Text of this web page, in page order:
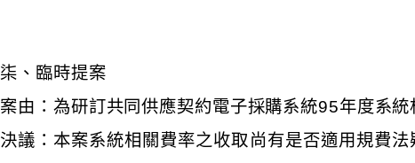
柒、臨時提案
案由：為研訂共同供應契約電子採購系統95年度系
決議：本案系統相關費率之收取尚有是否適用規費